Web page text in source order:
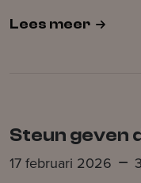
Lees meer
Steun geven
17 februari 2026